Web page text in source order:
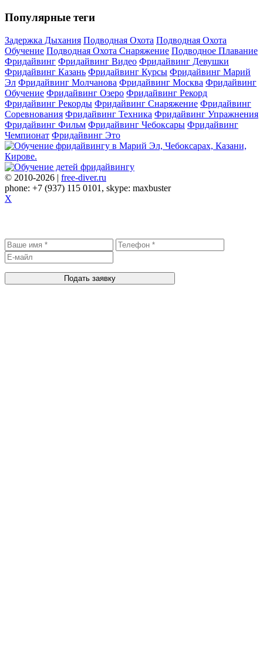
Популярные теги
Задержка Дыхания Подводная Охота Подводная Охота
Обучение Подводная Охота Снаряжение Подводное Плавание
Фридайвинг Фридайвинг Видео Фридайвинг Девушки
Фридайвинг Казань Фридайвинг Курсы Фридайвинг Марий
Эл Фридайвинг Молчанова Фридайвинг Москва Фридайвинг
Обучение Фридайвинг Озеро Фридайвинг Рекорд
Фридайвинг Рекорды Фридайвинг Снаряжение Фридайвинг
Соревнования Фридайвинг Техника Фридайвинг Упражнения
Фридайвинг Фильм Фридайвинг Чебоксары Фридайвинг
Чемпионат Фридайвинг Это
© 2010-2026 | free-diver.ru
phone: +7 (937) 115 0101, skype: maxbuster
X